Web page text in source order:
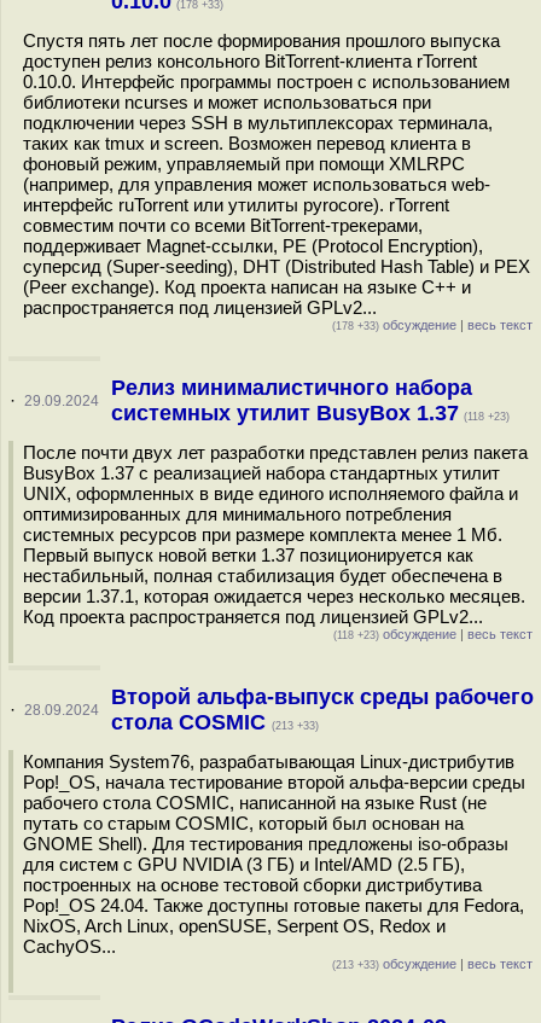
(178 +33)
Спустя пять лет после формирования прошлого выпуска
доступен релиз консольного BitTorrent-клиента rTorrent
0.10.0. Интерфейс программы построен с использованием
библиотеки ncurses и может использоваться при
подключении через SSH в мультиплексорах терминала,
таких как tmux и screen. Возможен перевод клиента в
фоновый режим, управляемый при помощи XMLRPC
(например, для управления может использоваться web-
интерфейс ruTorrent или утилиты pyrocore). rTorrent
совместим почти со всеми BitTorrent-трекерами,
поддерживает Magnet-ссылки, PE (Protocol Encryption),
суперсид (Super-seeding), DHT (Distributed Hash Table) и PEX
(Peer exchange). Код проекта написан на языке C++ и
распространяется под лицензией GPLv2...
(178 +33) обсуждение | весь текст
· 29.09.2024
Релиз минималистичного набора
системных утилит BusyBox 1.37 (118 +23)
После почти двух лет разработки представлен релиз пакета
BusyBox 1.37 с реализацией набора стандартных утилит
UNIX, оформленных в виде единого исполняемого файла и
оптимизированных для минимального потребления
системных ресурсов при размере комплекта менее 1 Мб.
Первый выпуск новой ветки 1.37 позиционируется как
нестабильный, полная стабилизация будет обеспечена в
версии 1.37.1, которая ожидается через несколько месяцев.
Код проекта распространяется под лицензией GPLv2...
(118 +23) обсуждение | весь текст
· 28.09.2024
Второй альфа-выпуск среды рабочего
стола COSMIC (213 +33)
Компания System76, разрабатывающая Linux-дистрибутив
Pop!_OS, начала тестирование второй альфа-версии среды
рабочего стола COSMIC, написанной на языке Rust (не
путать со старым COSMIC, который был основан на
GNOME Shell). Для тестирования предложены iso-образы
для систем с GPU NVIDIA (3 ГБ) и Intel/AMD (2.5 ГБ),
построенных на основе тестовой сборки дистрибутива
Pop!_OS 24.04. Также доступны готовые пакеты для Fedora,
NixOS, Arch Linux, openSUSE, Serpent OS, Redox и
CachyOS...
(213 +33) обсуждение | весь текст